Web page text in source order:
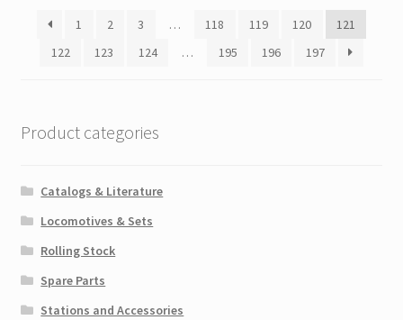
1 2 3 … 118 119 120
121
122
123 124 … 195 196 197
Product categories
Catalogs & Literature
Locomotives & Sets
Rolling Stock
Spare Parts
Stations and Accessories